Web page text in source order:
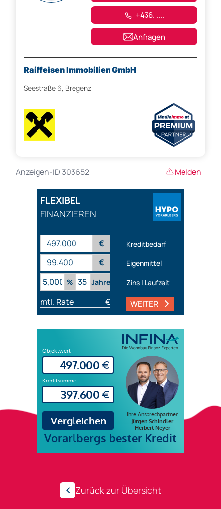
+436. ....
Anfragen
Raiffeisen Immobilien GmbH
Seestraße 6, Bregenz
Anzeigen-ID 303652 Melden
FLEXIBEL
FINANZIEREN
€ Kreditbedarf
€
Eigenmittel
%
Jahre Zins | Laufzeit
mtl. Rate € WEITER
Zurück zur Übersicht